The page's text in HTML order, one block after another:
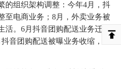
的组织架构调整：今年4月，抖
至电商业务；8月，外卖业务被
活。6月抖音团购配送业务迁移
音团购配送被曝业务收缩，从